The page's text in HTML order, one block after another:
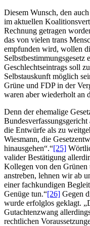
Diesem Wunsch, den
im aktuellen
Rechnung getragen
das von vielen trans
empfunden wird, wollen
Selbstbestimmungsgesetz
Geschlechtseintrags soll
Selbstauskunft möglich
Grüne und FDP in der
waren aber wiederholt an
Denn der ehemalige
die Entwürfe als zu
Wiesmann, die
hinausgehen“.“[25]
valider Bestätigung
Kollegen von den Grünen
anstreben, lehnen wir ab
einer fachkundigen
Genüge tun.“[26] Gegen
wurde erfolglos geklagt.
Gutachtenzwang
rechtlichen